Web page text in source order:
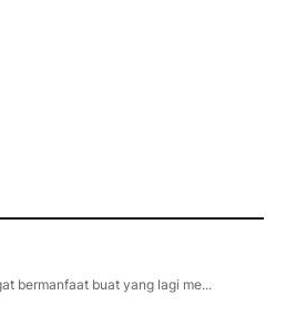
bermanfaat buat yang lagi me...